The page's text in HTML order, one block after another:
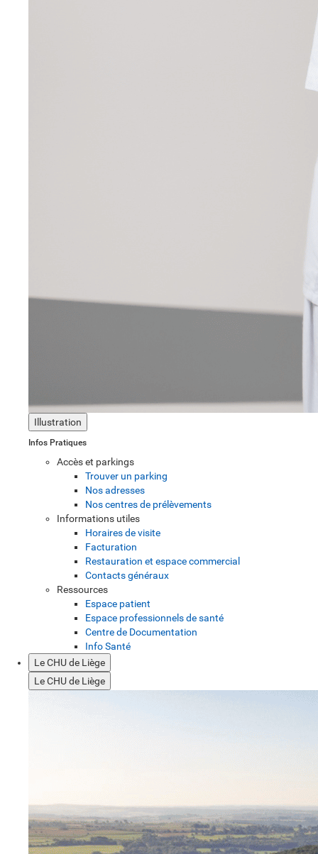
Illustration
Infos Pratiques
Accès et parkings
Trouver un parking
Nos adresses
Nos centres de prélèvements
Informations utiles
Horaires de visite
Facturation
Restauration et espace commercial
Contacts généraux
Ressources
Espace patient
Espace professionnels de santé
Centre de Documentation
Info Santé
Le CHU de Liège
Le CHU de Liège